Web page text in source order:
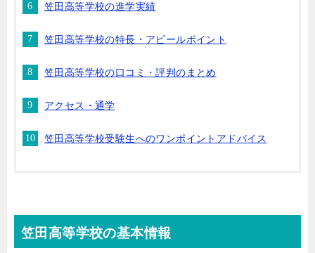
笠田高等学校の進学実績
笠田高等学校の特長・アピールポイント
笠田高等学校の口コミ・評判のまとめ
アクセス・通学
笠田高等学校受験生へのワンポイントアドバイス
笠田高等学校の基本情報